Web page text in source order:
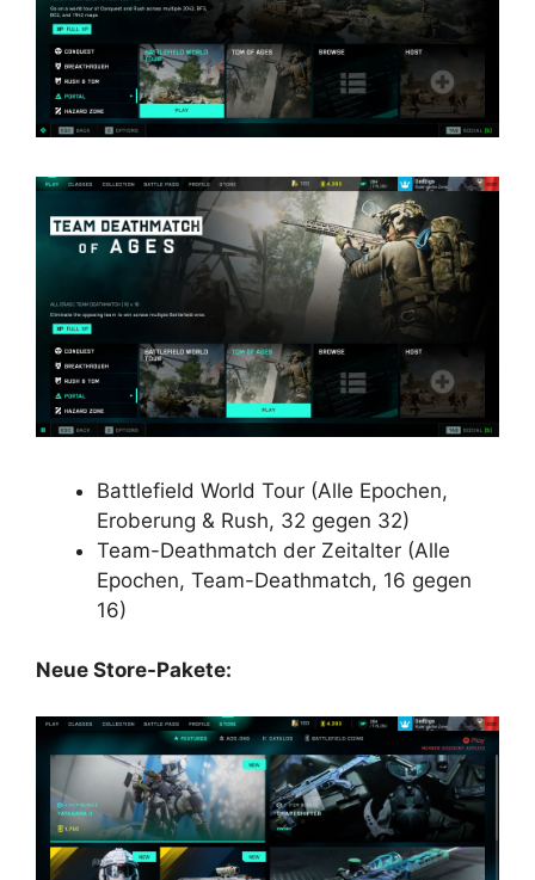
Battlefield World Tour (Alle Epochen,
Eroberung & Rush, 32 gegen 32)
Team-Deathmatch der Zeitalter (Alle
Epochen, Team-Deathmatch, 16 gegen
16)
Neue Store-Pakete: